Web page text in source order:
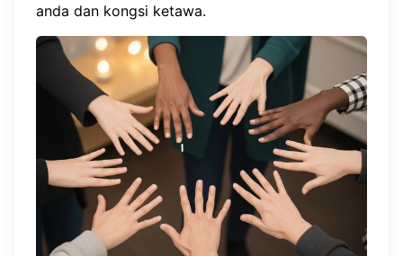
anda dan kongsi ketawa.